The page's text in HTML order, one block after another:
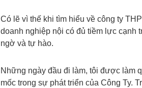
Có lẽ vì thế khi tìm hiểu về công ty
doanh nghiệp nội có đủ tiềm lực cạnh
ngờ và tự hào.
Những ngày đầu đi làm, tôi được làm
mốc trong sự phát triển của Công Ty.